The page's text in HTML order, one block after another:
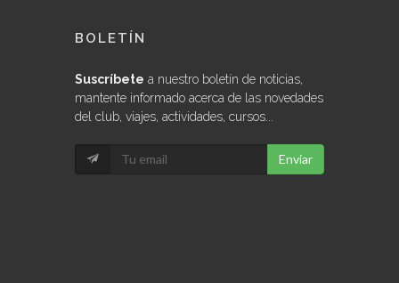
BOLETÍN
Suscríbete a nuestro boletín de noticias,
mantente informado acerca de las novedades
del club, viajes, actividades, cursos...
Enviar